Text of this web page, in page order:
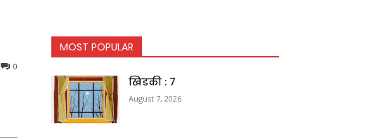
0
MOST POPULAR
खिडकी : 7
August 7, 2026